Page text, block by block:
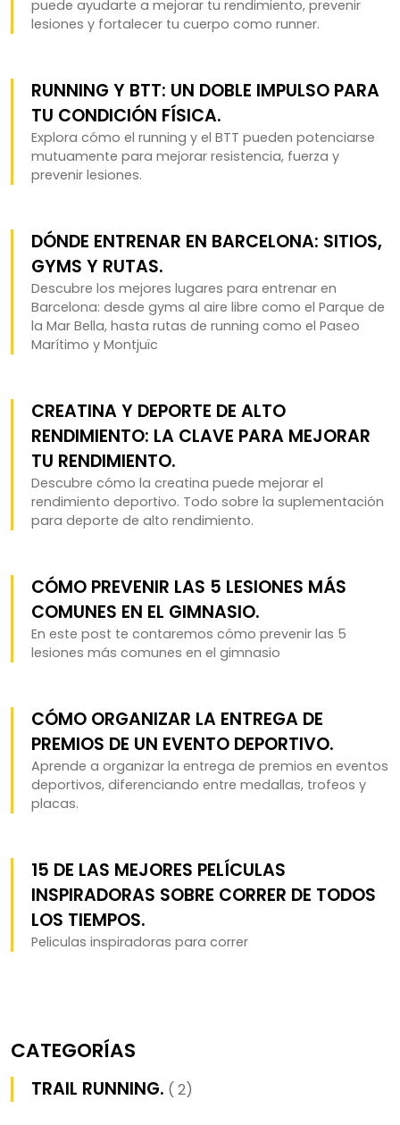
puede ayudarte a mejorar tu rendimiento, prevenir
lesiones y fortalecer tu cuerpo como runner.
RUNNING Y BTT: UN DOBLE IMPULSO PARA
TU CONDICIÓN FÍSICA.
Explora cómo el running y el BTT pueden potenciarse
mutuamente para mejorar resistencia, fuerza y
prevenir lesiones.
DÓNDE ENTRENAR EN BARCELONA: SITIOS,
GYMS Y RUTAS.
Descubre los mejores lugares para entrenar en
Barcelona: desde gyms al aire libre como el Parque de
la Mar Bella, hasta rutas de running como el Paseo
Marítimo y Montjuïc
CREATINA Y DEPORTE DE ALTO
RENDIMIENTO: LA CLAVE PARA MEJORAR
TU RENDIMIENTO.
Descubre cómo la creatina puede mejorar el
rendimiento deportivo. Todo sobre la suplementación
para deporte de alto rendimiento.
CÓMO PREVENIR LAS 5 LESIONES MÁS
COMUNES EN EL GIMNASIO.
En este post te contaremos cómo prevenir las 5
lesiones más comunes en el gimnasio
CÓMO ORGANIZAR LA ENTREGA DE
PREMIOS DE UN EVENTO DEPORTIVO.
Aprende a organizar la entrega de premios en eventos
deportivos, diferenciando entre medallas, trofeos y
placas.
15 DE LAS MEJORES PELÍCULAS
INSPIRADORAS SOBRE CORRER DE TODOS
LOS TIEMPOS.
Peliculas inspiradoras para correr
CATEGORÍAS
TRAIL RUNNING. ( 2)